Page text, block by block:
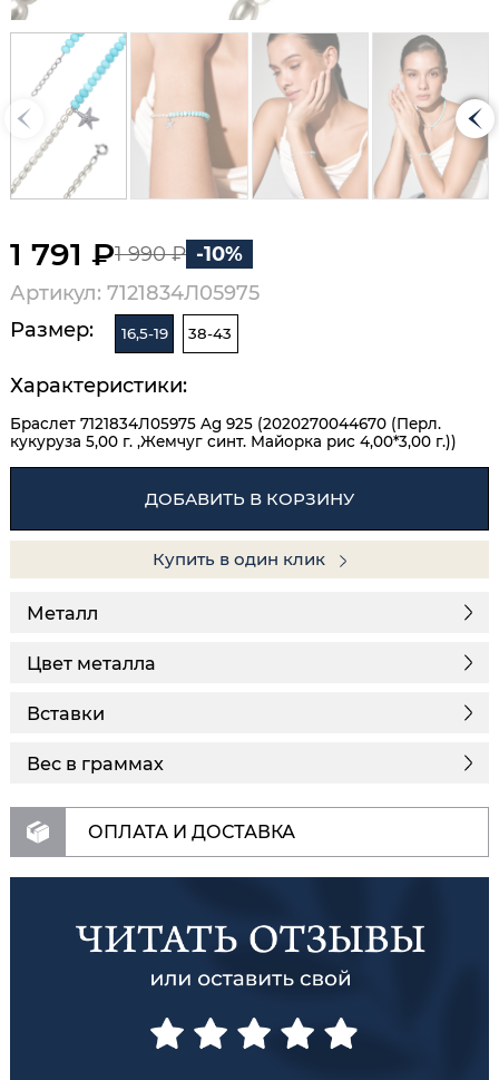
1 791 ₽1 990 ₽ -10%
Артикул: 7121834Л05975
Размер:
16,5-19 38-43
Характеристики:
Браслет 7121834Л05975 Ag 925 (2020270044670 (Перл.
кукуруза 5,00 г. ,Жемчуг синт. Майорка рис 4,00*3,00 г.))
ДОБАВИТЬ В КОРЗИНУ
Купить в один клик
Металл
Цвет металла
Вставки
Вес в граммах
ОПЛАТА И ДОСТАВКА